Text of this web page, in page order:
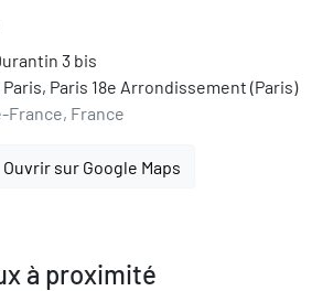
3 bis
Paris, Paris 18e Arrondissement (Paris)
France, France
Ouvrir sur Google Maps
à proximité